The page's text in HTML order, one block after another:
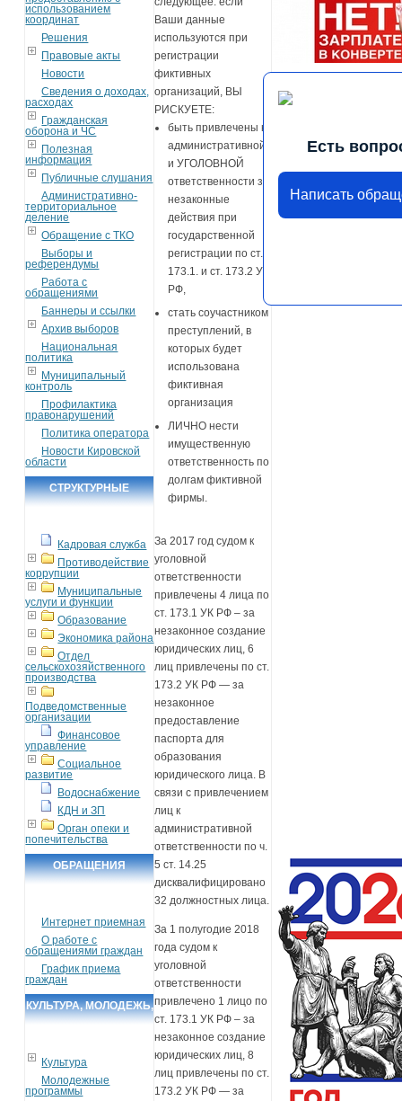
использованием
координат
Решения
Правовые акты
Новости
Сведения о доходах,
расходах
Гражданская
оборона и ЧС
Полезная
информация
Публичные слушания
Административно-
территориальное
деление
Обращение с ТКО
Выборы и
референдумы
Работа с
обращениями
Баннеры и ссылки
Архив выборов
Национальная
политика
Муниципальный
контроль
Профилактика
правонарушений
Политика оператора
Новости Кировской
области
СТРУКТУРНЫЕ
Кадровая служба
Противодействие
коррупции
Муниципальные
услуги и функции
Образование
Экономика района
Отдел
сельскохозяйственного
производства
Подведомственные
организации
Финансовое
управление
Социальное
развитие
Водоснабжение
КДН и ЗП
Орган опеки и
попечительства
ОБРАЩЕНИЯ
Интернет приемная
О работе с
обращениями граждан
График приема
граждан
КУЛЬТУРА, МОЛОДЕЖЬ,
Культура
Молодежные
программы
Ваши данные
используются при
регистрации
фиктивных
организаций, ВЫ
РИСКУЕТЕ:
быть привлечены к
административной
и УГОЛОВНОЙ
ответственности за
незаконные
действия при
государственной
регистрации по ст.
173.1. и ст. 173.2 УК
РФ,
стать соучастником
преступлений, в
которых будет
использована
фиктивная
организация
ЛИЧНО нести
имущественную
ответственность по
долгам фиктивной
фирмы.
За 2017 год судом к
уголовной
ответственности
привлечены 4 лица по
ст. 173.1 УК РФ – за
незаконное создание
юридических лиц, 6
лиц привлечены по ст.
173.2 УК РФ — за
незаконное
предоставление
паспорта для
образования
юридического лица. В
связи с привлечением
лиц к
административной
ответственности по ч.
5 ст. 14.25
дисквалифицировано
32 должностных лица.
За 1 полугодие 2018
года судом к
уголовной
ответственности
привлечено 1 лицо по
ст. 173.1 УК РФ – за
незаконное создание
юридических лиц, 8
лиц привлечены по ст.
173.2 УК РФ — за
Есть
Написать